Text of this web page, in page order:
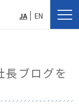
JA EN
長ブログを